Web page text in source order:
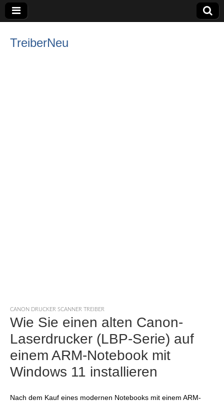
TreiberNeu
CANON DRUCKER SCANNER TREIBER
Wie Sie einen alten Canon-
Laserdrucker (LBP-Serie) auf
einem ARM-Notebook mit
Windows 11 installieren
Nach dem Kauf eines modernen Notebooks mit einem ARM-